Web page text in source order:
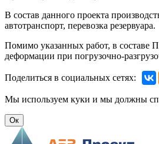
В состав данного проекта
автотранспорт, перевозка резервуара.
Помимо указанных работ, в составе
деформации при погрузочно-
Поделиться в социальных сетях:
Мы используем куки и мы должны
Ок